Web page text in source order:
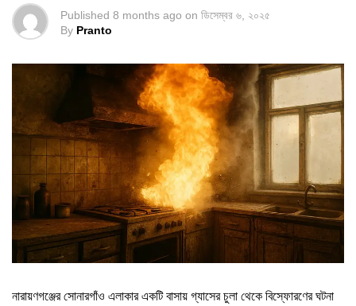
Published 8 months ago on ডিসেম্বর ৬, ২০২৫
By Pranto
নারায়ণগঞ্জের সোনারগাঁও এলাকার একটি বাসায় গ্যাসের চুলা থেকে বিস্ফোরণের ঘটনা